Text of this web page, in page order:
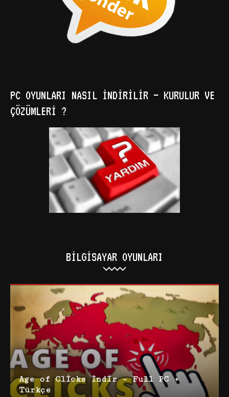
PC OYUNLARI NASIL İNDIRILIR – KURULUR VE
ÇÖZÜMLERI ?
BILGISAYAR OYUNLARI
Age of Clicks İndir – Full PC +
Türkçe